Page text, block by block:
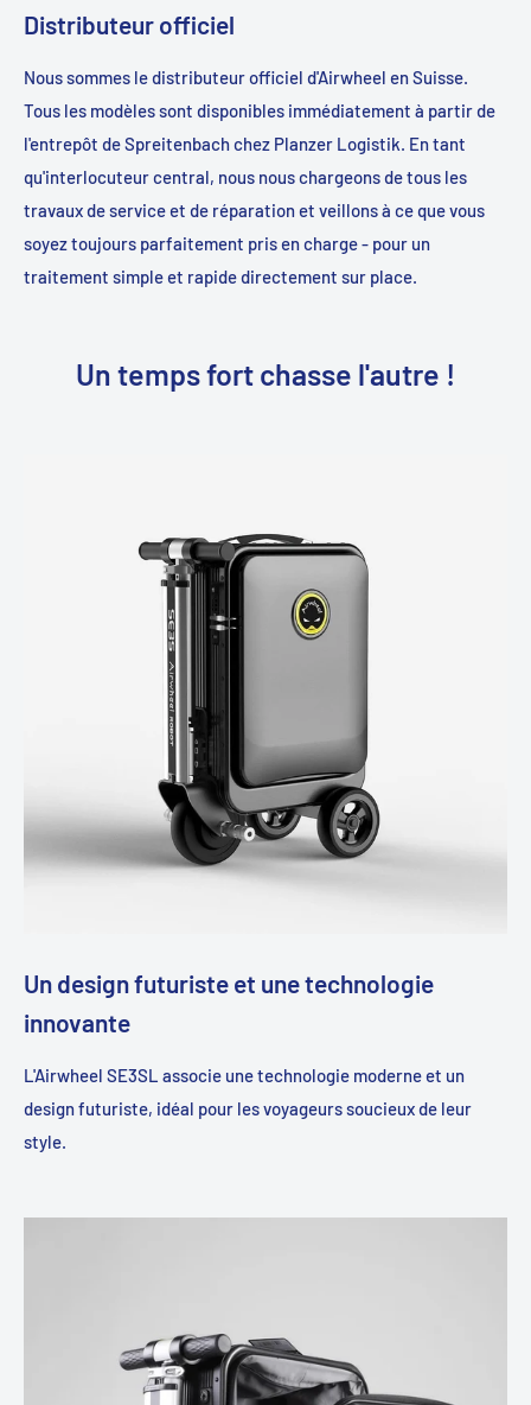
Distributeur officiel
Nous sommes le distributeur officiel d'Airwheel en Suisse.
Tous les modèles sont disponibles immédiatement à partir de
l'entrepôt de Spreitenbach chez Planzer Logistik. En tant
qu'interlocuteur central, nous nous chargeons de tous les
travaux de service et de réparation et veillons à ce que vous
soyez toujours parfaitement pris en charge - pour un
traitement simple et rapide directement sur place.
Un temps fort chasse l'autre !
Un design futuriste et une technologie
innovante
L'Airwheel SE3SL associe une technologie moderne et un
design futuriste, idéal pour les voyageurs soucieux de leur
style.